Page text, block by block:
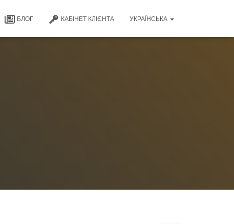
БЛОГ КАБІНЕТ КЛІЄНТА УКРАЇНСЬКА